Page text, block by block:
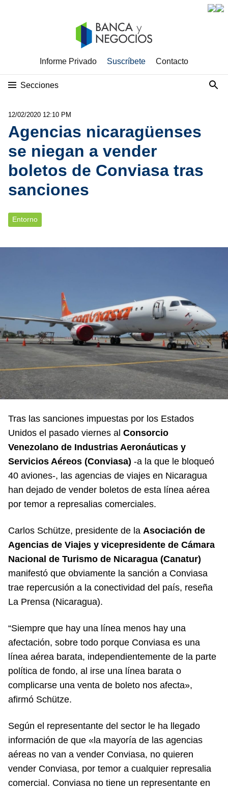
Informe Privado Suscríbete Contacto
Secciones
12/02/2020 12:10 PM
Agencias nicaragüenses
se niegan a vender
boletos de Conviasa tras
sanciones
Entorno
Tras las sanciones impuestas por los Estados
Unidos el pasado viernes al Consorcio
Venezolano de Industrias Aeronáuticas y
Servicios Aéreos (Conviasa) -a la que le bloqueó
40 aviones-, las agencias de viajes en Nicaragua
han dejado de vender boletos de esta línea aérea
por temor a represalias comerciales.
Carlos Schütze, presidente de la Asociación de
Agencias de Viajes y vicepresidente de Cámara
Nacional de Turismo de Nicaragua (Canatur)
manifestó que obviamente la sanción a Conviasa
trae repercusión a la conectividad del país, reseña
La Prensa (Nicaragua).
“Siempre que hay una línea menos hay una
afectación, sobre todo porque Conviasa es una
línea aérea barata, independientemente de la parte
política de fondo, al irse una línea barata o
complicarse una venta de boleto nos afecta»,
afirmó Schütze.
Según el representante del sector le ha llegado
información de que «la mayoría de las agencias
aéreas no van a vender Conviasa, no quieren
vender Conviasa, por temor a cualquier represalia
comercial. Conviasa no tiene un representante en